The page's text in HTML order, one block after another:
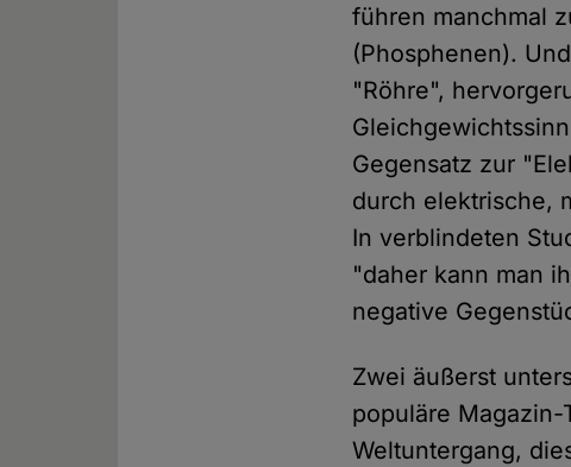
führen manchmal
(Phosphenen).
"Röhre",
Gegensatz zur
durch elektrische,
In verblindeten
"daher kann man
negative
Zwei äußerst
populäre Magazin-
Weltuntergang,